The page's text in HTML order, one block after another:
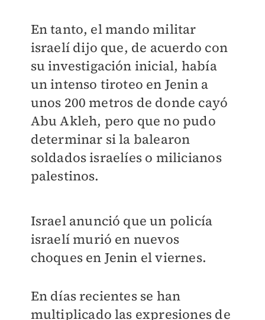
En tanto, el mando militar
israelí dijo que, de acuerdo con
su investigación inicial, había
un intenso tiroteo en Jenin a
unos 200 metros de donde cayó
Abu Akleh, pero que no pudo
determinar si la balearon
soldados israelíes o milicianos
palestinos.
Israel anunció que un policía
israelí murió en nuevos
choques en Jenin el viernes.
En días recientes se han
multiplicado las expresiones de